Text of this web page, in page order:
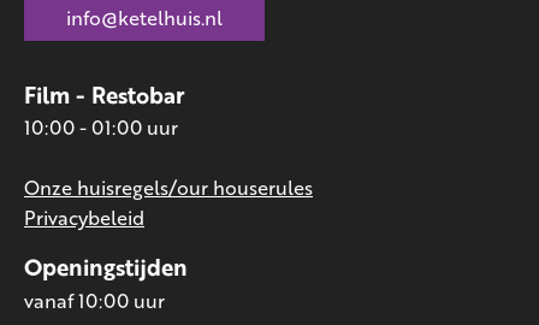
Openingstijden
vanaf 10:00 uur
Film - Restobar
10:00 - 01:00 uur
Onze huisregels/our houserules
Privacybeleid
info@ketelhuis.nl